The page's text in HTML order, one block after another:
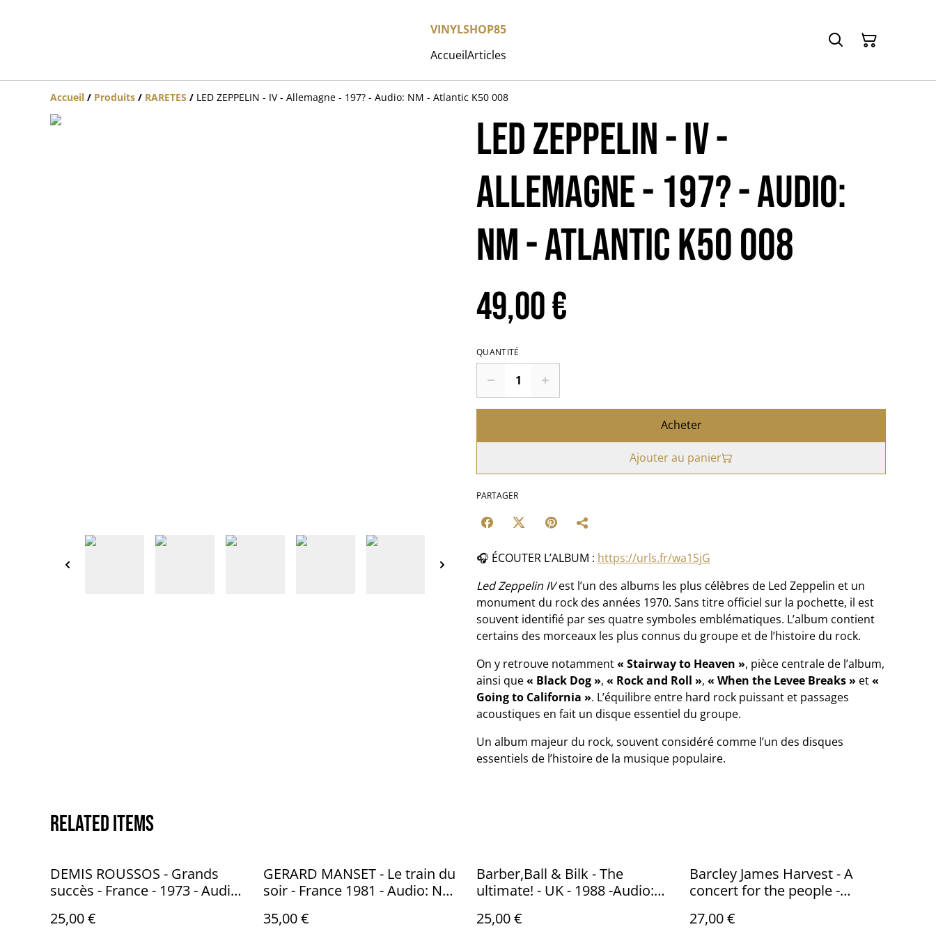
VINYLSHOP85
AccueilArticles
Accueil / Produits / RARETES / LED ZEPPELIN - IV - Allemagne - 197? - Audio: NM - Atlantic K50 008
LED ZEPPELIN - IV -
Allemagne - 197? - Audio:
NM - Atlantic K50 008
49,00 €
QUANTITÉ
Acheter
Ajouter au panier
PARTAGER
🎧 ÉCOUTER L’ALBUM : https://urls.fr/wa1SjG
Led Zeppelin IVest l’un des albums les plus célèbres de Led Zeppelin et un
monument du rock des années 1970. Sans titre officiel sur la pochette, il est
souvent identifié par ses quatre symboles emblématiques. L’album contient
certains des morceaux les plus connus du groupe et de l’histoire du rock.
On y retrouve notamment« Stairway to Heaven », pièce centrale de l’album,
ainsi que« Black Dog », « Rock and Roll », « When the Levee Breaks » et«
Going to California ». L’équilibre entre hard rock puissant et passages
acoustiques en fait un disque essentiel du groupe.
Un album majeur du rock, souvent considéré comme l’un des disques
essentiels de l’histoire de la musique populaire.
Related items
DEMIS ROUSSOS - Grands
succès - France - 1973 - Audio:
25,00 €
GERARD MANSET - Le train du
soir - France 1981 - Audio: NM
35,00 €
Barber,Ball & Bilk - The
ultimate! - UK - 1988 -Audio:
25,00 €
Barcley James Harvest - A
concert for the people -
POLYDOR 2383 638
27,00 €